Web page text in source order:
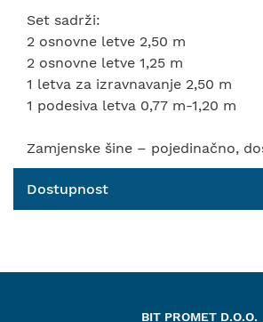
Set sadrži:
2 osnovne letve 2,50 m
2 osnovne letve 1,25 m
1 letva za izravnavanje 2,50 m
1 podesiva letva 0,77 m-1,20 m
Zamjenske šine – pojedinačno,
Dostupnost
BIT PROMET D.O.O.